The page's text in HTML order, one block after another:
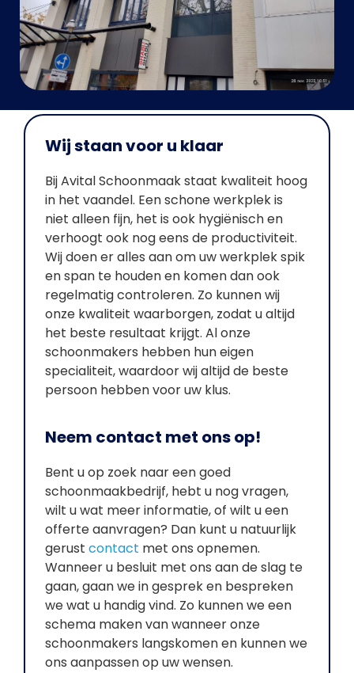
Wij staan voor u klaar
Bij Avital Schoonmaak staat kwaliteit hoog
in het vaandel. Een schone werkplek is
niet alleen fijn, het is ook hygiënisch en
verhoogt ook nog eens de productiviteit.
Wij doen er alles aan om uw werkplek spik
en span te houden en komen dan ook
regelmatig controleren. Zo kunnen wij
onze kwaliteit waarborgen, zodat u altijd
het beste resultaat krijgt. Al onze
schoonmakers hebben hun eigen
specialiteit, waardoor wij altijd de beste
persoon hebben voor uw klus.
Neem contact met ons op!
Bent u op zoek naar een goed
schoonmaakbedrijf, hebt u nog vragen,
wilt u wat meer informatie, of wilt u een
offerte aanvragen? Dan kunt u natuurlijk
gerust contact met ons opnemen.
Wanneer u besluit met ons aan de slag te
gaan, gaan we in gesprek en bespreken
we wat u handig vind. Zo kunnen we een
schema maken van wanneer onze
schoonmakers langskomen en kunnen we
ons aanpassen op uw wensen.